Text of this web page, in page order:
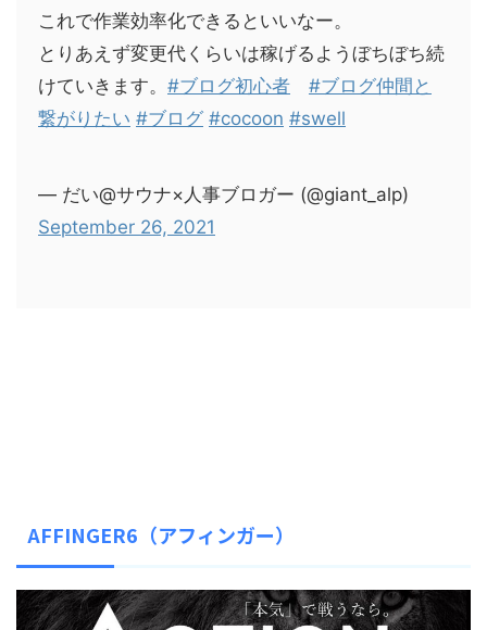
これで作業効率化できるといいなー。
とりあえず変更代くらいは稼げるようぼちぼち続
けていきます。 #ブログ初心者
#ブログ仲間と
繋がりたい #ブログ #cocoon #swell
— だい@サウナ×人事ブロガー (@giant_alp)
September 26, 2021
AFFINGER6（アフィンガー）